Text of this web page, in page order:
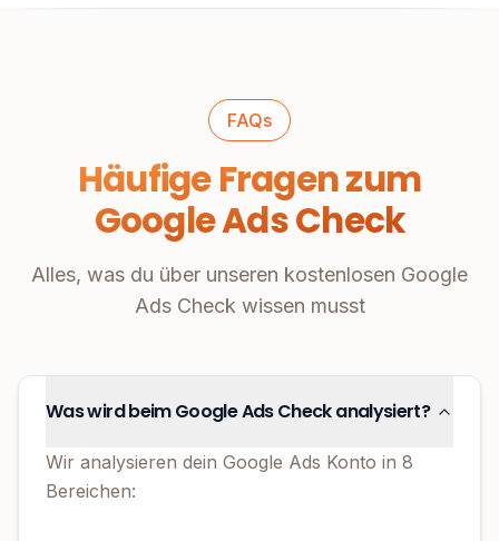
FAQs
Häufige Fragen zum
Google Ads Check
Alles, was du über unseren kostenlosen Google
Ads Check wissen musst
Was wird beim Google Ads Check analysiert?
Wir analysieren dein Google Ads Konto in 8
Bereichen: